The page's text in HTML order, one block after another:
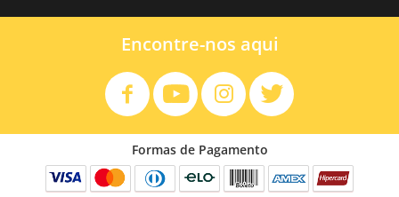
Encontre-nos aqui
Formas de Pagamento